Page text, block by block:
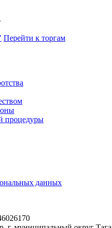
Перейти к торгам
процедуры
данных